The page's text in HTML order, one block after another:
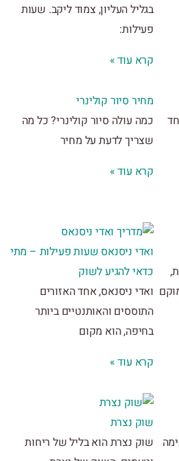
בגליל העליון, צמוד ליקב. שעות
פעילות:
קרא עוד »
מחיר סיור קולינרי
כמה עולה סיור קולינרי? כל מה
שצריך לדעת על מחיר
קרא עוד »
ואדי ניסנאס שעות פעילות – מתי
כדאי להגיע לשוק
ואדי ניסנאס, אחד האזורים
התוססים והאותנטיים ביותר
בחיפה, הוא מקום
קרא עוד »
שוק נצרת
שוק נצרת הוא בליל של ריחות